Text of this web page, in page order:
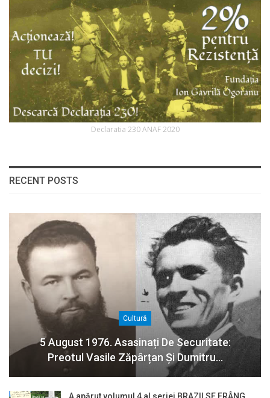
Declaratia 230 ANAF 2020
RECENT POSTS
Cultură
5 August 1976. Asasinați De Securitate:
Preotul Vasile Zăpârțan Și Dumitru…
A apărut volumul 4 al seriei BRAZII SE FRÂNG,